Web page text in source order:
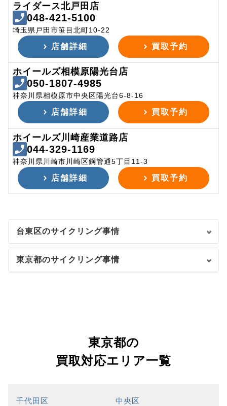
ライダース北戸田店
048-421-5100
埼玉県戸田市笹目北町10-22
店舗詳細 買取予約
ホイールズ相模原陽光台店
050-1807-4985
神奈川県相模原市中央区陽光台6-8-16
店舗詳細 買取予約
ホイールズ川崎産業道路店
044-329-1169
神奈川県川崎市川崎区鋼管通5丁目11-3
店舗詳細 買取予約
台東区のサイクリング事情
東京都のサイクリング事情
東京都の
買取対応エリア一覧
千代田区 中央区